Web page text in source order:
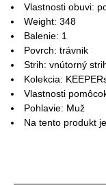
Vlastnosti obuvi:
Weight: 348
Balenie: 1
Povrch: trávnik
Strih: vnútorný
Kolekcia:
Vlastnosti
Pohlavie: Muž
Na tento produkt